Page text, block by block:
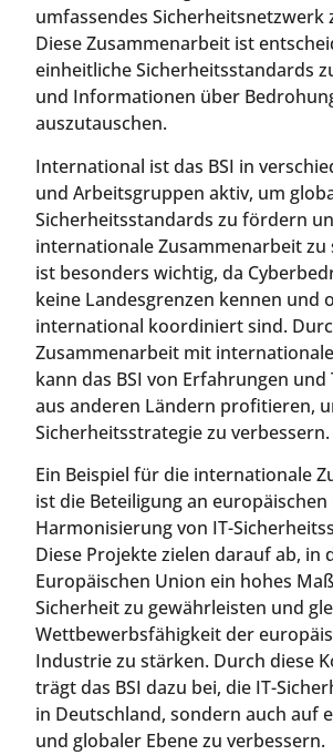
umfassendes Sicherheitsnetzwerk
Diese Zusammenarbeit ist
einheitliche Sicherheitsstandards
und Informationen über
auszutauschen.
International ist das BSI in
und Arbeitsgruppen aktiv, um
Sicherheitsstandards zu fördern
internationale Zusammenarbeit zu
ist besonders wichtig, da
keine Landesgrenzen kennen und
international koordiniert sind.
Zusammenarbeit mit
kann das BSI von Erfahrungen und
aus anderen Ländern profitieren,
Sicherheitsstrategie zu verbessern.
Ein Beispiel für die internationale
ist die Beteiligung an
Harmonisierung von IT-
Diese Projekte zielen darauf ab, in
Europäischen Union ein hohes
Sicherheit zu gewährleisten und
Wettbewerbsfähigkeit der
Industrie zu stärken. Durch diese
trägt das BSI dazu bei, die IT-
in Deutschland, sondern auch auf
und globaler Ebene zu verbessern.